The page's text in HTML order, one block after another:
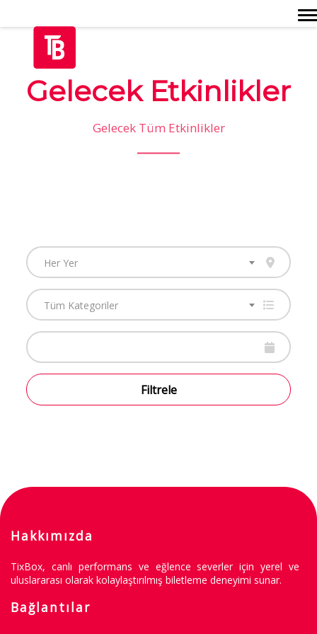
Gelecek Etkinlikler
Gelecek Tüm Etkinlikler
Her Yer
Tüm Kategoriler
Filtrele
Hakkımızda
TixBox, canlı performans ve eğlence severler için yerel ve
uluslararası olarak kolaylaştırılmış biletleme deneyimi sunar.
Bağlantılar